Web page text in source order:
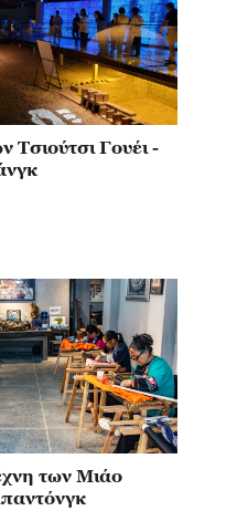
Γουέι -
των Μιάο